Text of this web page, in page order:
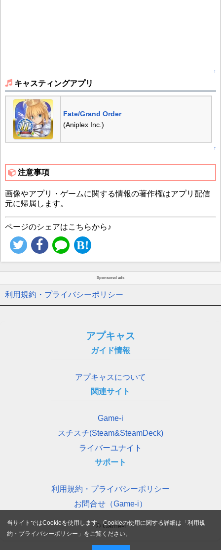
↑
キャスティングアプリ
Fate/Grand Order
(Aniplex Inc.)
↑
注意事項
画像やアプリ・ゲームに関する情報の著作権はアプリ配信
元に帰属します。
ページのシェアはこちらから♪
Sponsored ads
利用規約・プライバシーポリシー
アプキャス
ガイド情報
アプキャスについて
関連サイト
Game-i
スチスチ(Steam&SteamDeck)
ライバーユナイト
サポート
利用規約・プライバシーポリシー
お問合せ（Game-i）
© Game-i
当サイトではCookieを使用します。Cookieの使用に関する詳細は「利用規
約・プライバシーポリシー 」をご覧ください。